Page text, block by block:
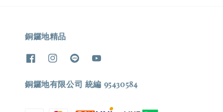
銅鑼地精品
銅鑼地有限公司 統編 95430584